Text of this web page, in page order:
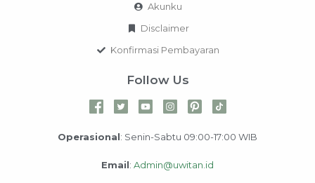
Akunku
Disclaimer
Konfirmasi Pembayaran
Follow Us
Operasional: Senin-Sabtu 09:00-17:00 WIB
Email: Admin@uwitan.id